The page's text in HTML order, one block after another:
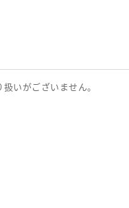
いがございません。